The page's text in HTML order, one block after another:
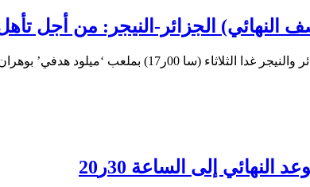
‘ميلود هدفي’ بوهران لحساب نصف نهائي بطولة إفريقيا للأمم لكرة…
إلى الساعة 30ر20